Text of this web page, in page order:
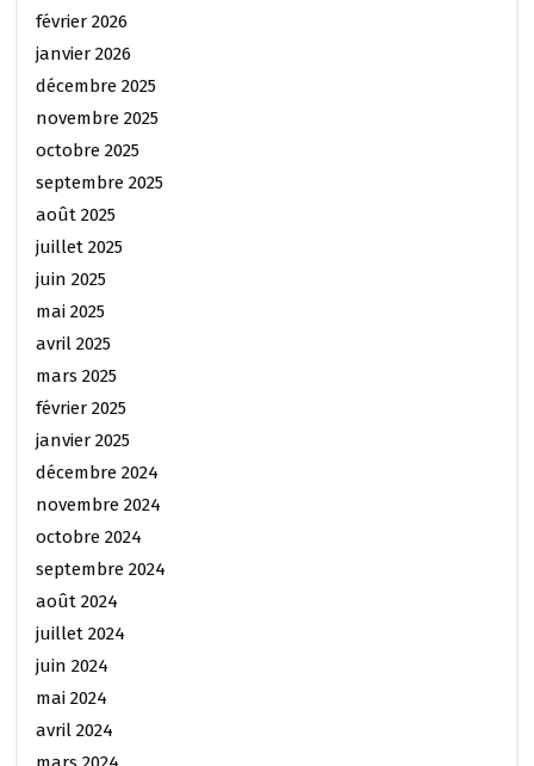
février 2026
janvier 2026
décembre 2025
novembre 2025
octobre 2025
septembre 2025
août 2025
juillet 2025
juin 2025
mai 2025
avril 2025
mars 2025
février 2025
janvier 2025
décembre 2024
novembre 2024
octobre 2024
septembre 2024
août 2024
juillet 2024
juin 2024
mai 2024
avril 2024